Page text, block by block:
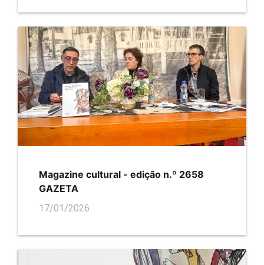
Magazine cultural - edição n.º 2658
GAZETA
17/01/2026